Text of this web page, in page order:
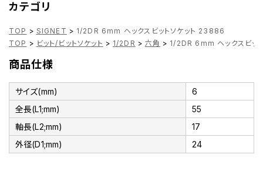
カテゴリ
TOP > SIGNET > 1/2DR 6mm ヘックスビットソケット 23886
TOP > ビット/ビットソケット > 1/2DR > 六角 > 1/2DR 6mm ヘックスビッ
商品仕様
サイズ(mm)
6
全長(L1;mm)
55
軸長(L2;mm)
17
外径(D1;mm)
24